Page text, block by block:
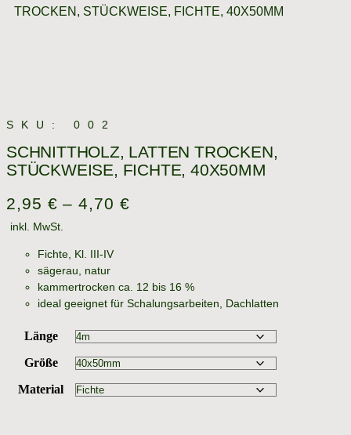
TROCKEN, STÜCKWEISE, FICHTE, 40X50MM
SKU: 002
SCHNITTHOLZ, LATTEN TROCKEN,
STÜCKWEISE, FICHTE, 40X50MM
2,95 € –4,70 €
inkl. MwSt.
Fichte, Kl. III-IV
sägerau, natur
kammertrocken ca. 12 bis 16 %
ideal geeignet für Schalungsarbeiten, Dachlatten
Länge
Größe
Material